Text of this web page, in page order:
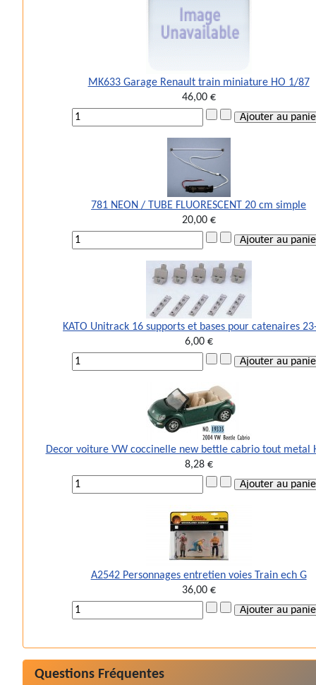
MK633 Garage Renault train miniature HO 1/87
46,00 €
781 NEON / TUBE FLUORESCENT 20 cm simple
20,00 €
KATO Unitrack 16 supports et bases pour catenaires
6,00 €
Decor voiture VW coccinelle new bettle cabrio tout metal
8,28 €
A2542 Personnages entretien voies Train ech G
36,00 €
Questions Fréquentes